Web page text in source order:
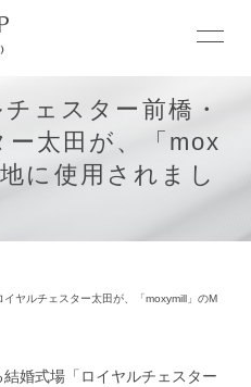
ェスター前橋・
太田が、「mox
に使用されまし
イヤルチェスター太田が、「moxymill」のM
婚式場「ロイヤルチェスター